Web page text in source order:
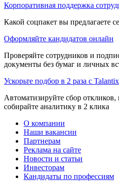
Корпоративная поддержка
Какой соцпакет вы предлагаете
Оформляйте кандидатов онлайн
Проверяйте сотрудников и
документы без бумаг и личных
Ускорьте подбор в 2 раза с Talantix
Автоматизируйте сбор откликов,
собирайте аналитику в 2 клика
О компании
Наши вакансии
Партнерам
Реклама на сайте
Новости и статьи
Инвесторам
Кандидаты по профессиям